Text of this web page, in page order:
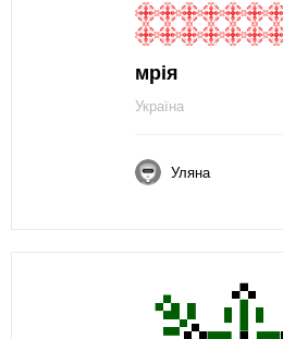
мрія
Україна
Уляна